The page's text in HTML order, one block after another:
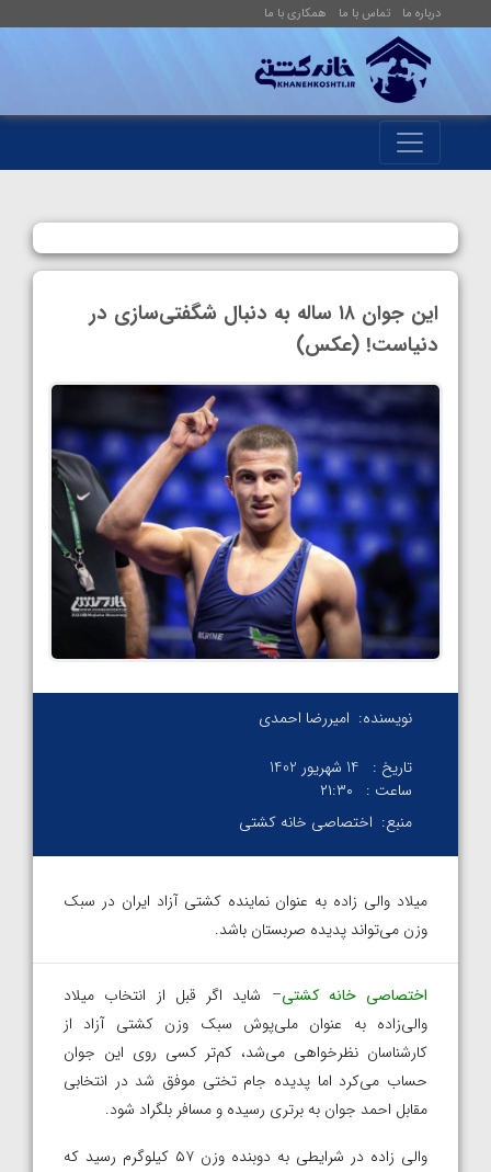
درباره ما تماس با ما همکاری با ما
این جوان ۱۸ ساله به دنبال شگفتی‌سازی در
دنیاست! (عکس)
نویسنده: امیررضا احمدی
تاریخ :
14 شهریور 1402
ساعت :
۲۱:۳۰
منبع: اختصاصی خانه کشتی
میلاد والی زاده به عنوان نماینده کشتی آزاد ایران در سبک
وزن می‌تواند‌ پدیده صربستان باشد.
اختصاصی خانه کشتی– شاید اگر قبل از انتخاب میلاد
والی‌زاده به عنوان ملی‌پوش سبک وزن کشتی آزاد از
کارشناسان نظرخواهی می‌شد، کم‌تر کسی روی این جوان
حساب می‌کرد اما پدیده جام تختی موفق شد در انتخابی
مقابل احمد جوان به برتری رسیده و مسافر بلگراد شود.
والی زاده در شرایطی به دوبنده وزن ۵۷ کیلوگرم رسید که